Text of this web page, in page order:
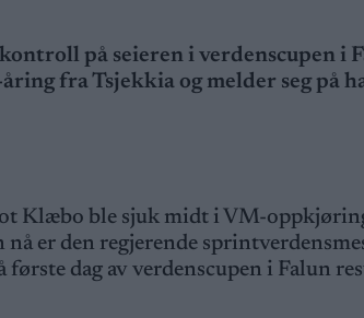
på seieren i verdenscupen i
fra Tsjekkia og melder seg på
Klæbo ble sjuk midt i VM-
nå er den regjerende
første dag av verdenscupen i Falun